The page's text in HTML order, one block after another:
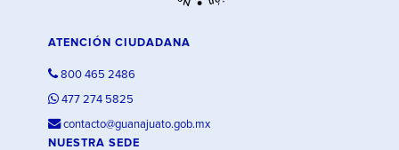
ATENCIÓN CIUDADANA
800 465 2486
477 274 5825
contacto@guanajuato.gob.mx
NUESTRA SEDE